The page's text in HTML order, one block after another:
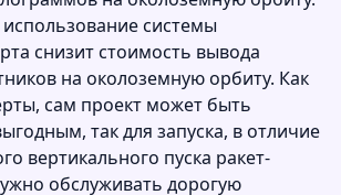
системы
снизит стоимость вывода
на околоземную орбиту. Как
сам проект может быть
так для запуска, в отличие
вертикального пуска ракет-
обслуживать дорогую